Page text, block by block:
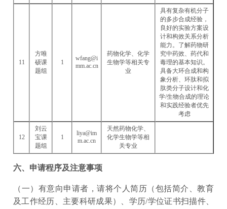
11
方唯
硕课
题组
1
wfang@i
mm.ac.cn
药物化学、化学
生物学等相关专
业
具有复杂有机分子
的多步合成经验，
良好的实验方案设
计和构效关系分析
能力。了解药物研
究中药效、药代和
毒理的基本知识。
具备大环合成和构
象分析、环肽和拟
肽类分子设计和化
学/生物合成的理论
和实践经验者优先
考虑
12
刘云
宝课
题组
1
liya@im
m.ac.cn
天然药物化学、
化学生物学等相
关专业
六、申请程序及注意事项
（一）有意向申请者，请将个人简历（包括简介、教育
及工作经历、主要科研成果）、学历/学位证书扫描件、